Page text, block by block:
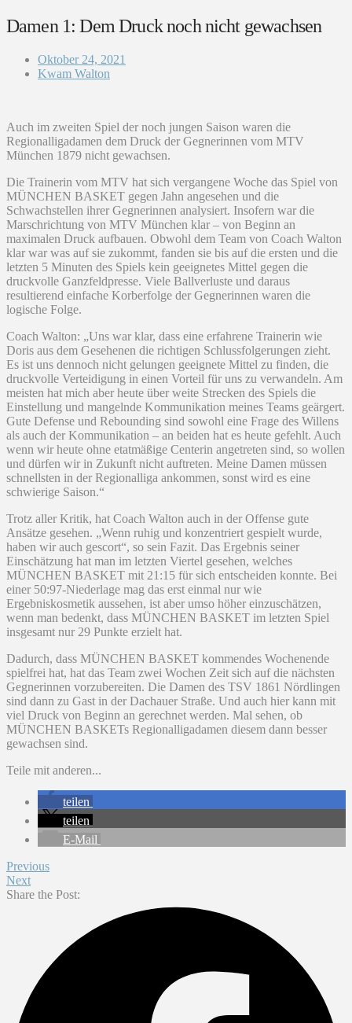
Damen 1: Dem Druck noch nicht gewachsen
Oktober 24, 2021
Kwam Walton
Auch im zweiten Spiel der noch jungen Saison waren die
Regionalligadamen dem Druck der Gegnerinnen vom MTV
München 1879 nicht gewachsen.
Die Trainerin vom MTV hat sich vergangene Woche das Spiel von
MÜNCHEN BASKET gegen Jahn angesehen und die
Schwachstellen ihrer Gegnerinnen analysiert. Insofern war die
Marschrichtung von MTV München klar – von Beginn an
maximalen Druck aufbauen. Obwohl dem Team von Coach Walton
klar war was auf sie zukommt, fanden sie bis auf die ersten und die
letzten 5 Minuten des Spiels kein geeignetes Mittel gegen die
druckvolle Ganzfeldpresse. Viele Ballverluste und daraus
resultierend einfache Korberfolge der Gegnerinnen waren die
logische Folge.
Coach Walton: „Uns war klar, dass eine erfahrene Trainerin wie
Doris aus dem Gesehenen die richtigen Schlussfolgerungen zieht.
Es ist uns dennoch nicht gelungen geeignete Mittel zu finden, die
druckvolle Verteidigung in einen Vorteil für uns zu verwandeln. Am
meisten hat mich aber heute über weite Strecken des Spiels die
Einstellung und mangelnde Kommunikation meines Teams geärgert.
Gute Defense und Rebounding sind sowohl eine Frage des Willens
als auch der Kommunikation – an beiden hat es heute gefehlt. Auch
wenn wir heute ohne etatmäßige Centerin angetreten sind, so wollen
und dürfen wir in Zukunft nicht auftreten. Meine Damen müssen
schnellsten in der Regionalliga ankommen, sonst wird es eine
schwierige Saison.“
Trotz aller Kritik, hat Coach Walton auch in der Offense gute
Ansätze gesehen. „Wenn ruhig und konzentriert gespielt wurde,
haben wir auch gescort“, so sein Fazit. Das Ergebnis seiner
Einschätzung hat man im letzten Viertel gesehen, welches
MÜNCHEN BASKET mit 21:15 für sich entscheiden konnte. Bei
einer 50:97-Niederlage mag das erst einmal nur wie
Ergebniskosmetik aussehen, ist aber umso höher einzuschätzen,
wenn man bedenkt, dass MÜNCHEN BASKET im letzten Spiel
insgesamt nur 29 Punkte erzielt hat.
Dadurch, dass MÜNCHEN BASKET kommendes Wochenende
spielfrei hat, hat das Team zwei Wochen Zeit sich auf die nächsten
Gegnerinnen vorzubereiten. Die Damen des TSV 1861 Nördlingen
sind dann zu Gast in der Dachauer Straße. Und auch hier kann mit
viel Druck von Beginn an gerechnet werden. Mal sehen, ob
MÜNCHEN BASKETs Regionalligadamen diesem dann besser
gewachsen sind.
Teile mit anderen...
teilen
teilen
E-Mail
Previous
Next
Share the Post: